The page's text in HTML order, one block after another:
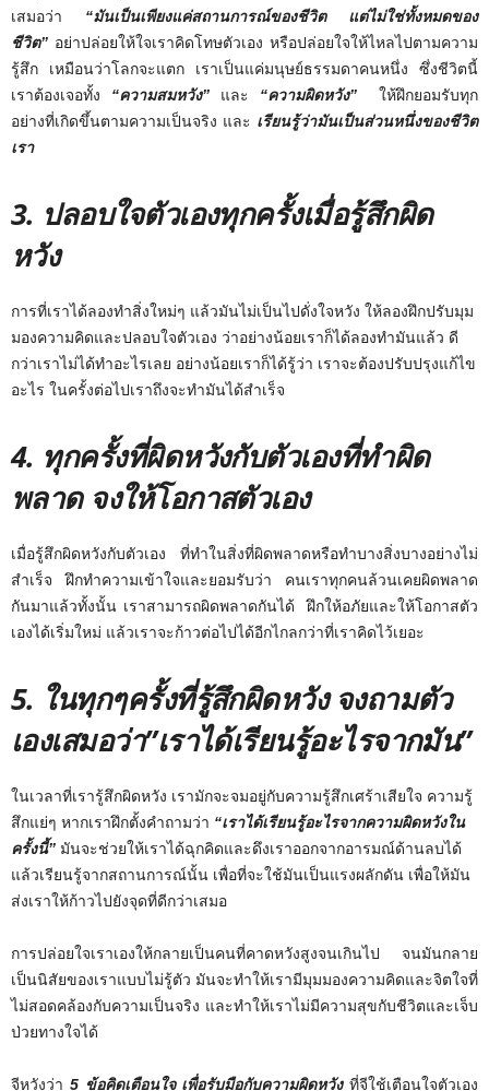
เสมอว่า “มันเป็นเพียงแค่สถานการณ์ของชีวิต แต่ไม่ใช่ทั้งหมดของ
ชีวิต” อย่าปล่อยให้ใจเราคิดโทษตัวเอง หรือปล่อยใจให้ไหลไปตามความ
รู้สึก เหมือนว่าโลกจะแตก เราเป็นแค่มนุษย์ธรรมดาคนหนึ่ง ซึ่งชีวิตนี้
เราต้องเจอทั้ง “ความสมหวัง” และ “ความผิดหวัง”
ให้ฝึกยอมรับทุก
อย่างที่เกิดขึ้นตามความเป็นจริง และ เรียนรู้ว่ามันเป็นส่วนหนึ่งของชีวิต
เรา
3. ปลอบใจตัวเองทุกครั้งเมื่อรู้สึกผิด
หวัง
การที่เราได้ลองทำสิ่งใหม่ๆ แล้วมันไม่เป็นไปดั่งใจหวัง ให้ลองฝึกปรับมุม
มองความคิดและปลอบใจตัวเอง ว่าอย่างน้อยเราก็ได้ลองทำมันแล้ว ดี
กว่าเราไม่ได้ทำอะไรเลย อย่างน้อยเราก็ได้รู้ว่า เราจะต้องปรับปรุงแก้ไข
อะไร ในครั้งต่อไปเราถึงจะทำมันได้สำเร็จ
4. ทุกครั้งที่ผิดหวังกับตัวเองที่ทำผิด
พลาด จงให้โอกาสตัวเอง
เมื่อรู้สึกผิดหวังกับตัวเอง ที่ทำในสิ่งที่ผิดพลาดหรือทำบางสิ่งบางอย่างไม่
สำเร็จ ฝึกทำความเข้าใจและยอมรับว่า คนเราทุกคนล้วนเคยผิดพลาด
กันมาแล้วทั้งนั้น เราสามารถผิดพลาดกันได้ ฝึกให้อภัยและให้โอกาสตัว
เองได้เริ่มใหม่ แล้วเราจะก้าวต่อไปได้อีกไกลกว่าที่เราคิดไว้เยอะ
5. ในทุกๆครั้งที่รู้สึกผิดหวัง จงถามตัว
เองเสมอว่า”เราได้เรียนรู้อะไรจากมัน”
ในเวลาที่เรารู้สึกผิดหวัง เรามักจะจมอยู่กับความรู้สึกเศร้าเสียใจ ความรู้
สึกแย่ๆ หากเราฝึกตั้งคำถามว่า “เราได้เรียนรู้อะไรจากความผิดหวังใน
ครั้งนี้” มันจะช่วยให้เราได้ฉุกคิดและดึงเราออกจากอารมณ์ด้านลบได้
แล้วเรียนรู้จากสถานการณ์นั้น เพื่อที่จะใช้มันเป็นแรงผลักดัน เพื่อให้มัน
ส่งเราให้ก้าวไปยังจุดที่ดีกว่าเสมอ
การปล่อยใจเราเองให้กลายเป็นคนที่คาดหวังสูงจนเกินไป จนมันกลาย
เป็นนิสัยของเราแบบไม่รู้ตัว มันจะทำให้เรามีมุมมองความคิดและจิตใจที่
ไม่สอดคล้องกับความเป็นจริง และทำให้เราไม่มีความสุขกับชีวิตและเจ็บ
ป่วยทางใจได้
จีหวังว่า 5 ข้อคิดเตือนใจ เพื่อรับมือกับความผิดหวังที่จีใช้เตือนใจตัวเอง